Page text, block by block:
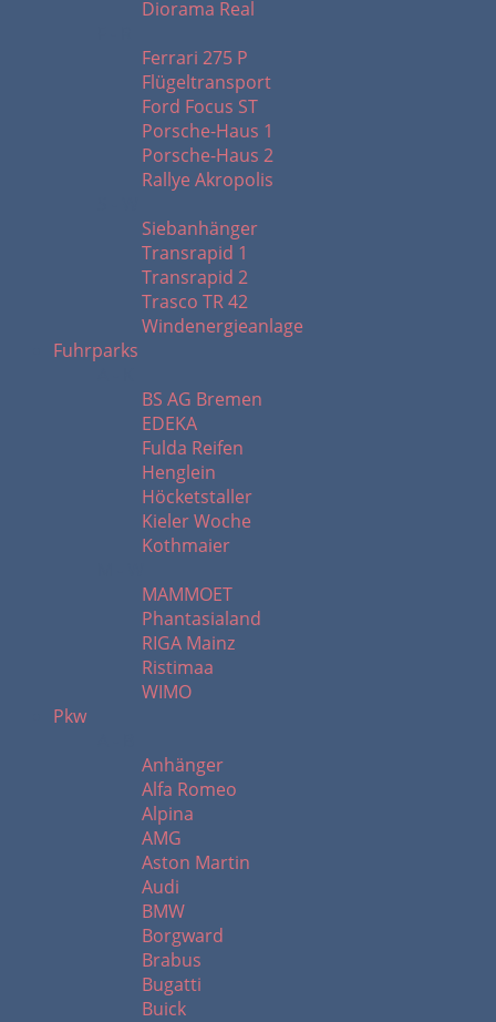
Diorama Real
Ferrari 275 P
Flügeltransport
Ford Focus ST
Porsche-Haus 1
Porsche-Haus 2
Rallye Akropolis
Siebanhänger
Transrapid 1
Transrapid 2
Trasco TR 42
Windenergieanlage
Fuhrparks
BS AG Bremen
EDEKA
Fulda Reifen
Henglein
Höcketstaller
Kieler Woche
Kothmaier
MAMMOET
Phantasialand
RIGA Mainz
Ristimaa
WIMO
Pkw
Anhänger
Alfa Romeo
Alpina
AMG
Aston Martin
Audi
BMW
Borgward
Brabus
Bugatti
Buick